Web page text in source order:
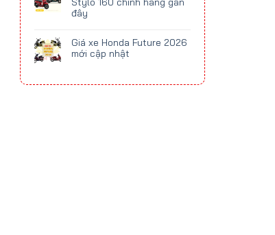
đây
Giá xe Honda Future 2026
mới cập nhật